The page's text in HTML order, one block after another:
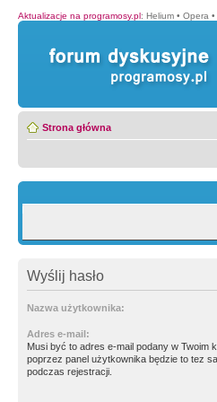
Aktualizacje na programosy.pl: Helium • Opera •
Strona główna
Wyślij hasło
Nazwa użytkownika:
Adres e-mail:
Musi być to adres e-mail podany w Twoim
poprzez panel użytkownika będzie to tez
podczas rejestracji.